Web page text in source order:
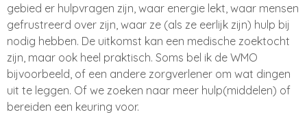
gebied er hulpvragen zijn, waar energie lekt, waar mensen
gefrustreerd over zijn, waar ze (als ze eerlijk zijn) hulp bij
nodig hebben. De uitkomst kan een medische zoektocht
zijn, maar ook heel praktisch. Soms bel ik de WMO
bijvoorbeeld, of een andere zorgverlener om wat dingen
uit te leggen. Of we zoeken naar meer hulp(middelen) of
bereiden een keuring voor.